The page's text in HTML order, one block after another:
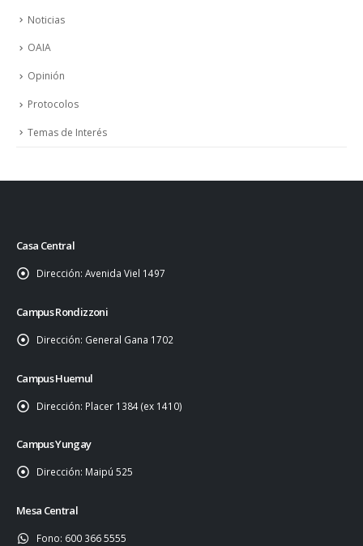
Noticias
OAIA
Opinión
Protocolos
Temas de Interés
Casa Central
Dirección: Avenida Viel 1497
Campus Rondizzoni
Dirección: General Gana 1702
Campus Huemul
Dirección: Placer 1384 (ex 1410)
Campus Yungay
Dirección: Maipú 525
Mesa Central
Fono: 600 366 5555